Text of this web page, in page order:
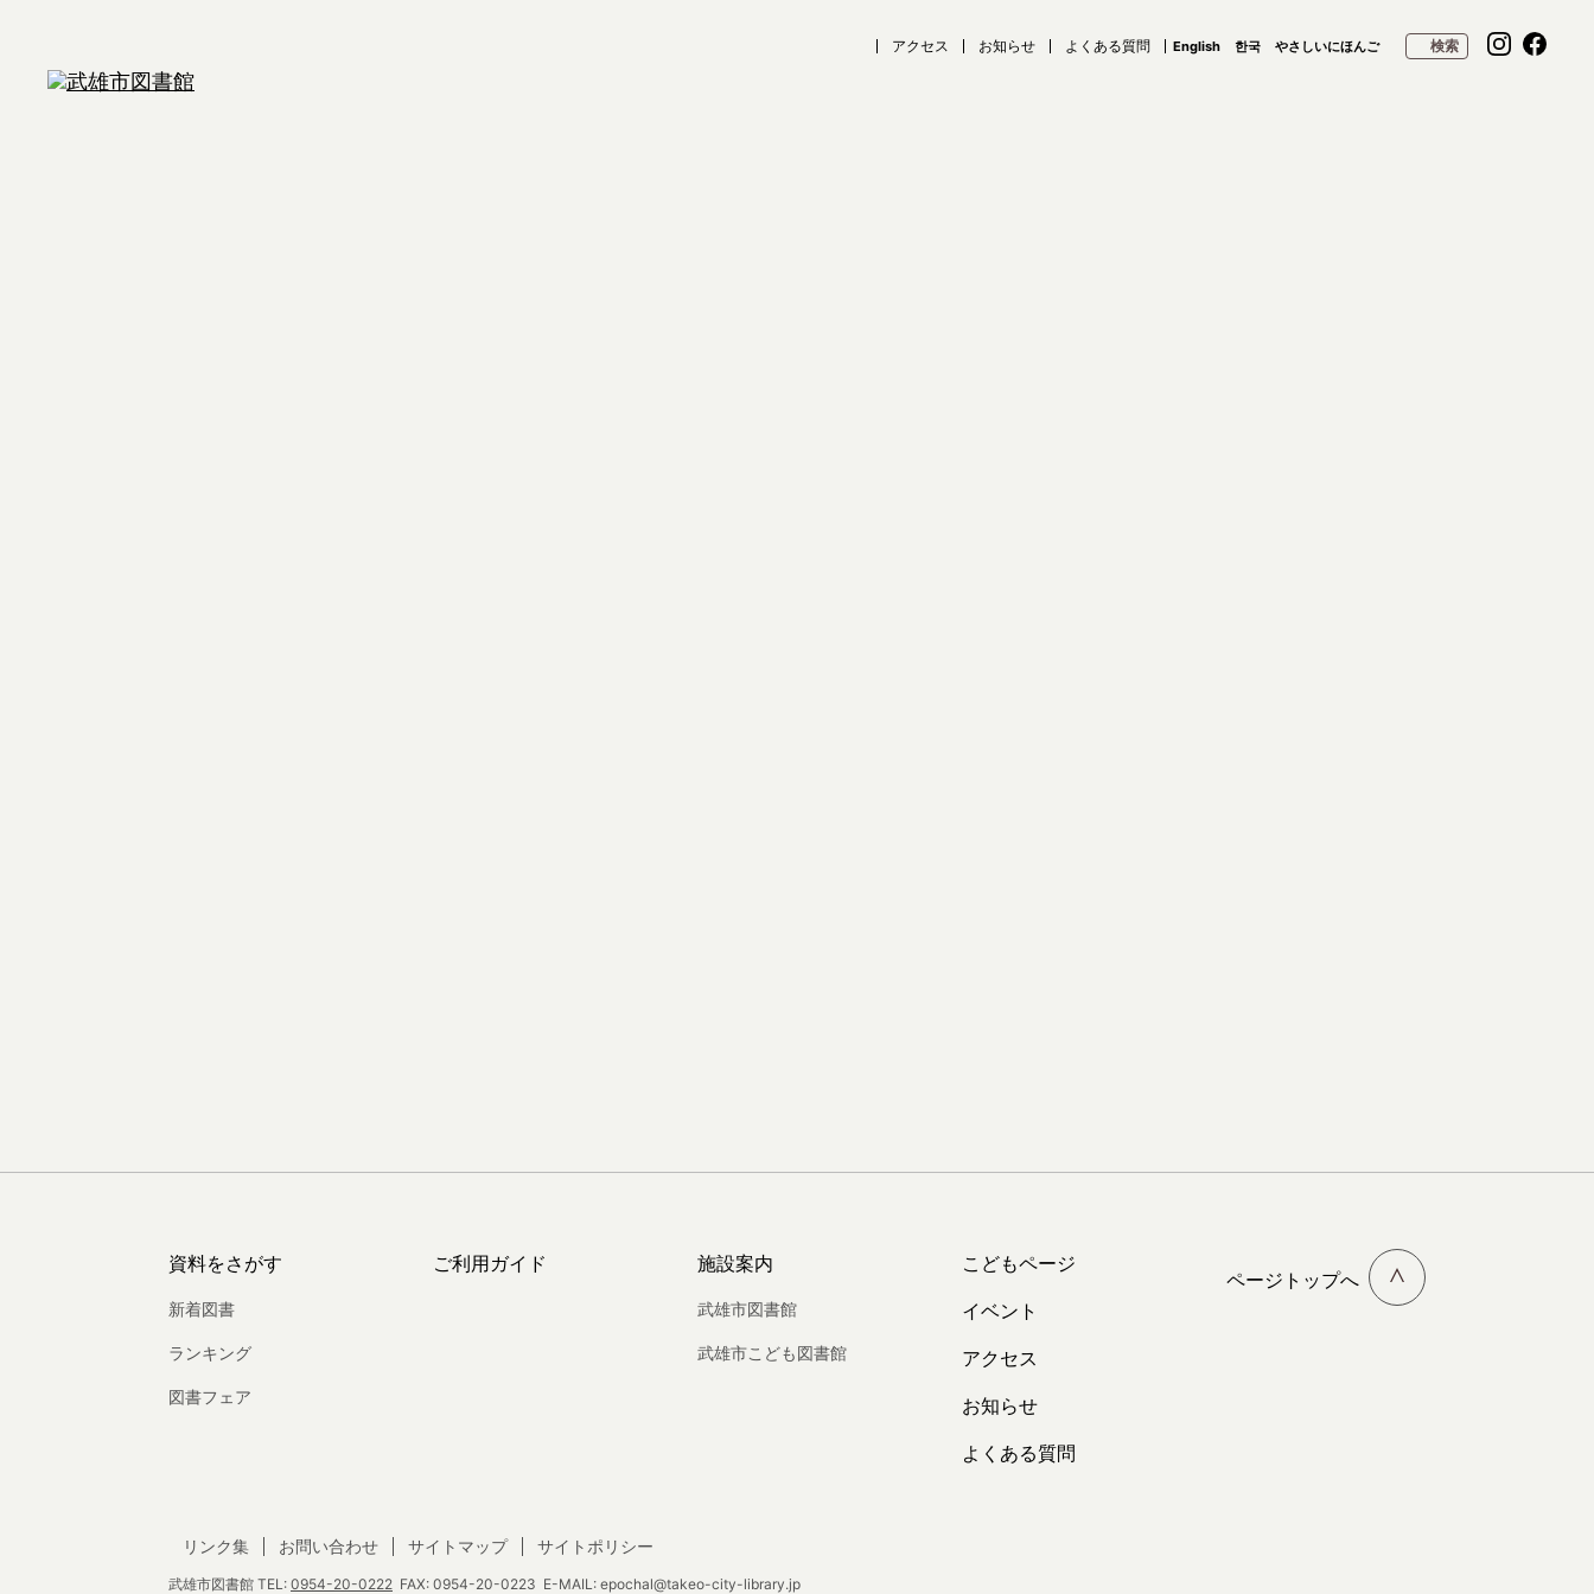
アクセス お知らせ よくある質問 English 한국 やさしいにほんご 検索
資料をさがす
新着図書
ランキング
図書フェア
ご利用ガイド 施設案内
武雄市図書館
武雄市こども図書館
こどもページ
イベント
アクセス
お知らせ
よくある質問
ページトップへ
武雄市図書館 TEL: 0954-20-0222 FAX: 0954-20-0223 E-MAIL: epochal@takeo-city-library.jp
リンク集 お問い合わせ サイトマップ サイトポリシー